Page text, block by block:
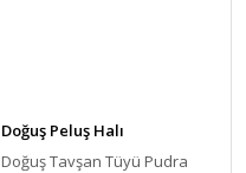
Doğuş Peluş Halı
Doğuş Tavşan Tüyü Pudra